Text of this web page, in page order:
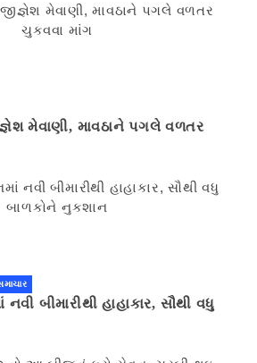
મેવાણી, માવઠાને પગલે વળતર
નવી બીમારીથી હાહાકાર, સૌથી વધુ